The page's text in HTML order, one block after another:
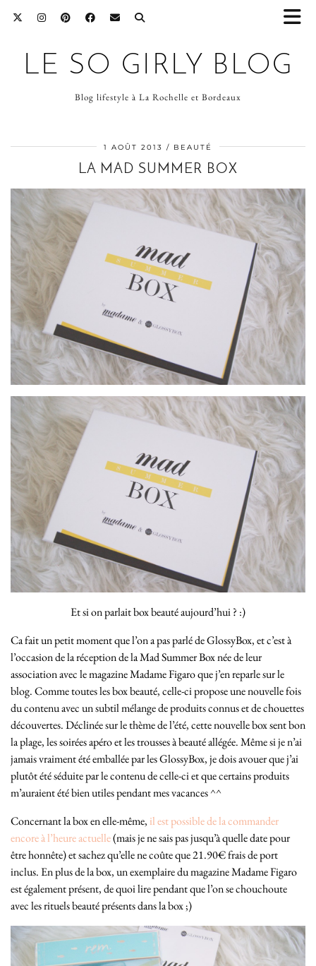
LE SO GIRLY BLOG
Blog lifestyle à La Rochelle et Bordeaux
1 AOÛT 2013 BEAUTÉ
LA MAD SUMMER BOX
Et si on parlait box beauté aujourd’hui ? :)
Ca fait un petit moment que l’on a pas parlé de GlossyBox, et c’est à
l’occasion de la réception de la Mad Summer Box née de leur
association avec le magazine Madame Figaro que j’en reparle sur le
blog. Comme toutes les box beauté, celle-ci propose une nouvelle fois
du contenu avec un subtil mélange de produits connus et de chouettes
découvertes. Déclinée sur le thème de l’été, cette nouvelle box sent bon
la plage, les soirées apéro et les trousses à beauté allégée. Même si je n’ai
jamais vraiment été emballée par les GlossyBox, je dois avouer que j’ai
plutôt été séduite par le contenu de celle-ci et que certains produits
m’auraient été bien utiles pendant mes vacances ^^
Concernant la box en elle-même, il est possible de la commander
encore à l’heure actuelle(mais je ne sais pas jusqu’à quelle date pour
être honnête) et sachez qu’elle ne coûte que 21.90€ frais de port
inclus. En plus de la box, un exemplaire du magazine Madame Figaro
est également présent, de quoi lire pendant que l’on se chouchoute
avec les rituels beauté présents dans la box ;)